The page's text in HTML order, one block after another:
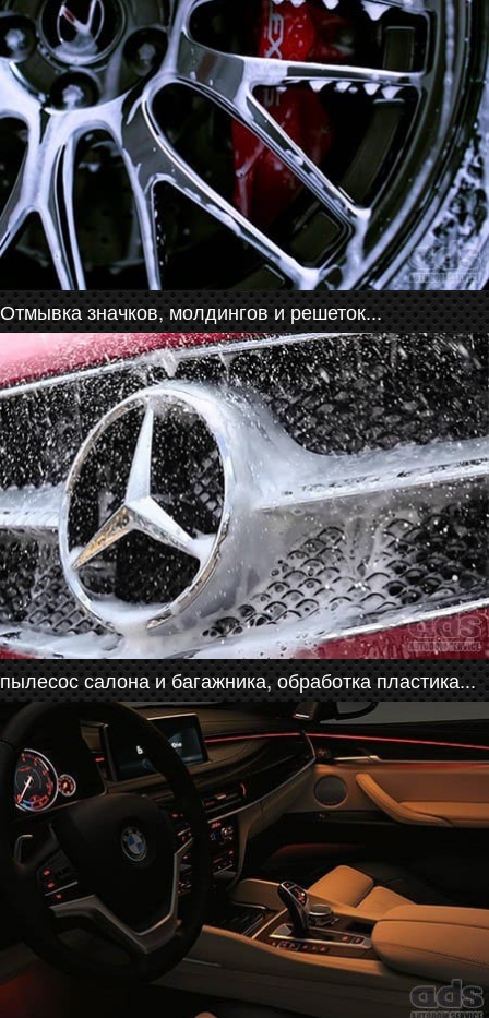
Отмывка значков, молдингов и решеток...
пылесос салона и багажника, обработка пластика...